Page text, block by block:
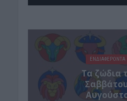
ΕΝΔΙΑΦΕΡΟΝΤΑ
Tα ζώδια